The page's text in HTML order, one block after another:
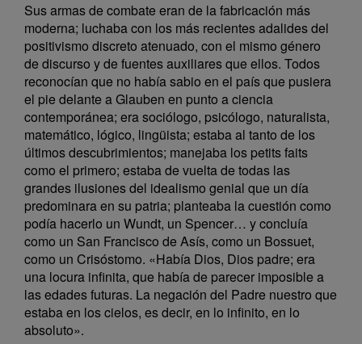
Sus armas de combate eran de la fabricación más
moderna; luchaba con los más recientes adalides del
positivismo discreto atenuado, con el mismo género
de discurso y de fuentes auxiliares que ellos. Todos
reconocían que no había sabio en el país que pusiera
el pie delante a Glauben en punto a ciencia
contemporánea; era sociólogo, psicólogo, naturalista,
matemático, lógico, lingüista; estaba al tanto de los
últimos descubrimientos; manejaba los petits faits
como el primero; estaba de vuelta de todas las
grandes ilusiones del idealismo genial que un día
predominara en su patria; planteaba la cuestión como
podía hacerlo un Wundt, un Spencer… y concluía
como un San Francisco de Asís, como un Bossuet,
como un Crisóstomo. «Había Dios, Dios padre; era
una locura infinita, que había de parecer imposible a
las edades futuras. La negación del Padre nuestro que
estaba en los cielos, es decir, en lo infinito, en lo
absoluto».